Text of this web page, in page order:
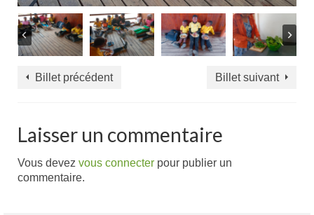
Billet précédent Billet suivant
Laisser un commentaire
Vous devez vous connecter pour publier un
commentaire.